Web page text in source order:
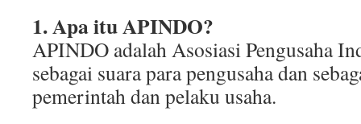
1. Apa itu APINDO?
APINDO adalah Asosiasi Pengusaha
sebagai suara para pengusaha dan
pemerintah dan pelaku usaha.